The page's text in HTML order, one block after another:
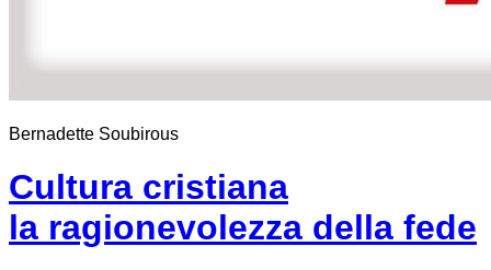
Bernadette Soubirous
Cultura cristiana
la ragionevolezza della fede